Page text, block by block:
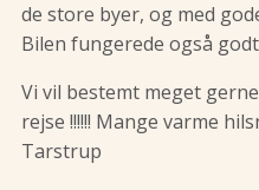
de store byer, og med
Bilen fungerede også
Vi vil bestemt meget
rejse !!!!!! Mange varme
Tarstrup